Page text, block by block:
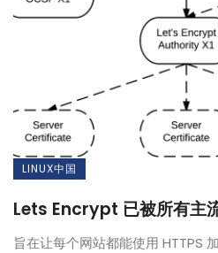
LINUX中国
Lets Encrypt 已被所有主
旨在让每个网站都能使用 HTTPS